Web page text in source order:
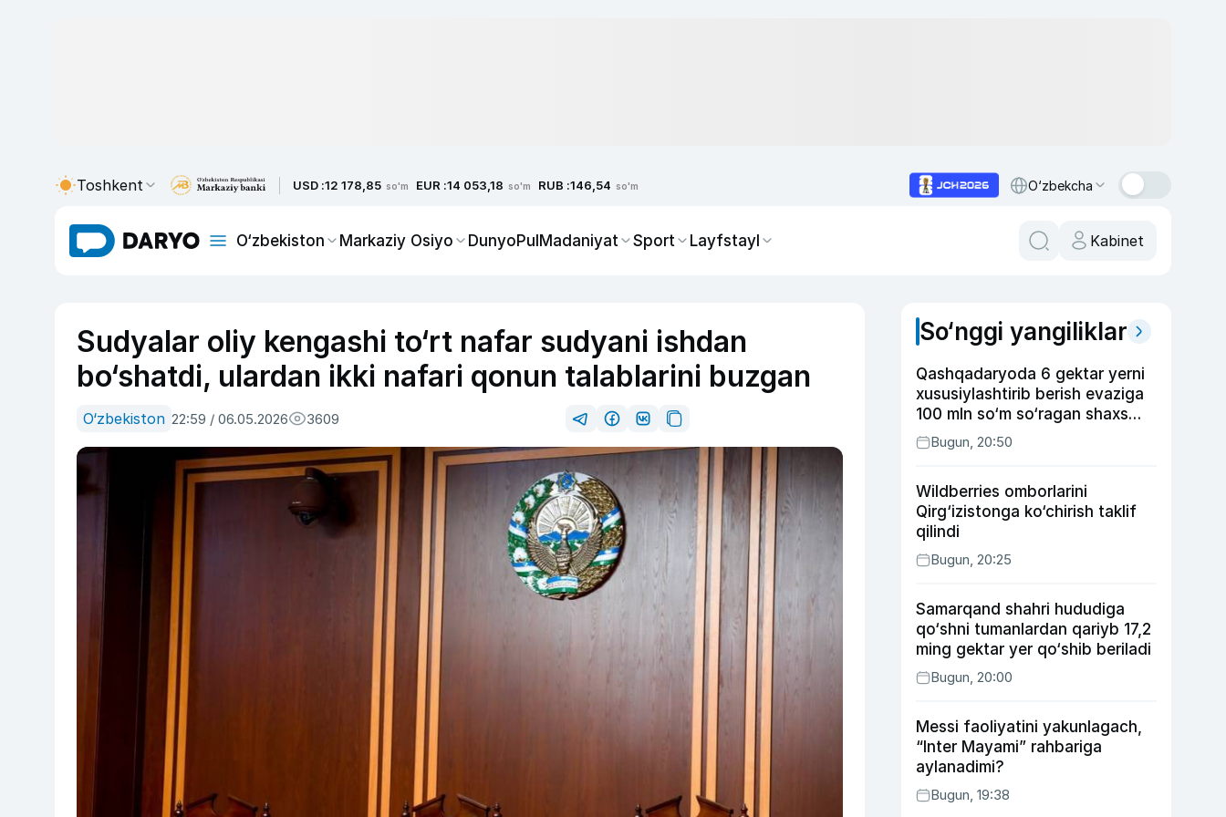
Toshkent USD :12 178,85 so'm EUR :14 053,18 so'm RUB :146,54 so'm O‘zbekcha
O‘zbekiston Markaziy Osiyo DunyoPulMadaniyat Sport Layfstayl Kabinet
Sudyalar oliy kengashi to‘rt nafar sudyani ishdan
bo‘shatdi, ulardan ikki nafari qonun talablarini buzgan
O‘zbekiston 22:59 / 06.05.2026 3609
So‘nggi yangiliklar
Qashqadaryoda 6 gektar yerni
xususiylashtirib berish evaziga
100 mln so‘m so‘ragan shaxs
ushlandi
Bugun, 20:50
Wildberries omborlarini
Qirg‘izistonga ko‘chirish taklif
qilindi
Bugun, 20:25
Samarqand shahri hududiga
qo‘shni tumanlardan qariyb 17,2
ming gektar yer qo‘shib beriladi
Bugun, 20:00
Messi faoliyatini yakunlagach,
“Inter Mayami” rahbariga
aylanadimi?
Bugun, 19:38